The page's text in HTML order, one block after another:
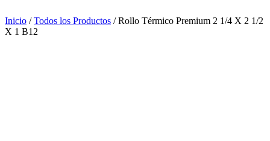
Inicio / Todos los Productos /Rollo Térmico Premium 2 1/4 X 2 1/2
X 1 B12